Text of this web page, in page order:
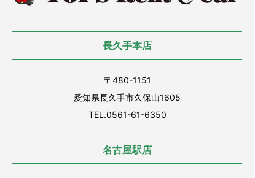
長久手本店
〒480-1151
愛知県長久手市久保山1605
TEL.0561-61-6350
名古屋駅店